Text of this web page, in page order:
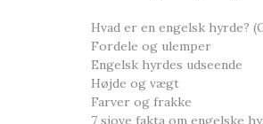
Hvad er en engelsk hyrde?
Fordele og ulemper
Engelsk hyrdes udseende
Højde og vægt
Farver og frakke
7 sjove fakta om engelske